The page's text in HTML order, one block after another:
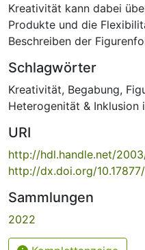
Kreativität kann dabei
Produkte und die
Beschreiben der
Schlagwörter
Kreativität, Begabung,
Heterogenität & Inklusion
URI
http://hdl.handle.net/
http://dx.doi.org/
Sammlungen
2022